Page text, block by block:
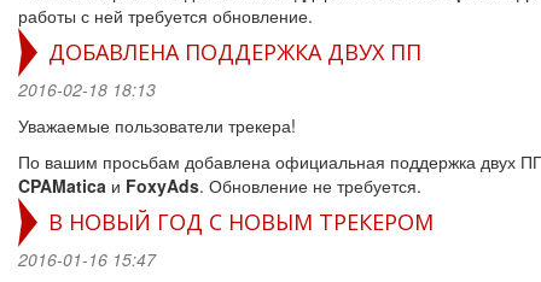
работы с ней требуется обновление.
ДОБАВЛЕНА ПОДДЕРЖКА ДВУХ ПП
2016-02-18 18:13
Уважаемые пользователи трекера!
По вашим просьбам добавлена официальная поддержка двух
CPAMatica и FoxyAds. Обновление не требуется.
В НОВЫЙ ГОД С НОВЫМ ТРЕКЕРОМ
2016-01-16 15:47